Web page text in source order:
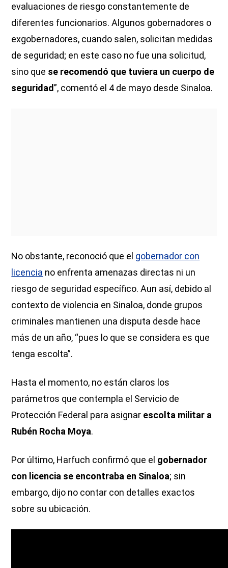
evaluaciones de riesgo constantemente de
diferentes funcionarios. Algunos gobernadores o
exgobernadores, cuando salen, solicitan medidas
de seguridad; en este caso no fue una solicitud,
sino que se recomendó que tuviera un cuerpo de
seguridad”, comentó el 4 de mayo desde Sinaloa.
No obstante, reconoció que el gobernador con
licencia no enfrenta amenazas directas ni un
riesgo de seguridad específico. Aun así, debido al
contexto de violencia en Sinaloa, donde grupos
criminales mantienen una disputa desde hace
más de un año, “pues lo que se considera es que
tenga escolta”.
Hasta el momento, no están claros los
parámetros que contempla el Servicio de
Protección Federal para asignar escolta militar a
Rubén Rocha Moya.
Por último, Harfuch confirmó que el gobernador
con licencia se encontraba en Sinaloa; sin
embargo, dijo no contar con detalles exactos
sobre su ubicación.